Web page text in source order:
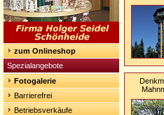
zum Onlineshop
Spezialangebote
Fotogalerie
Barrierefrei
Betriebsverkäufe